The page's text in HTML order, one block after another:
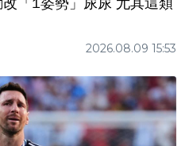
2026.08.09 15:53